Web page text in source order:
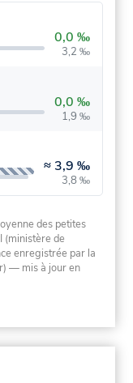
0,0 ‰
3,2 ‰
0,0 ‰
1,9 ‰
≈ 3,9 ‰
3,8 ‰
des petites
(ministère de
enregistrée par la
— mis à jour en